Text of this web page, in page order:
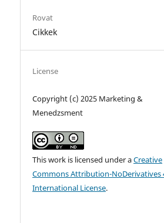
Rovat
Cikkek
License
Copyright (c) 2025 Marketing &
Menedzsment
This work is licensed under aCreative
Commons Attribution-NoDerivatives
International License.